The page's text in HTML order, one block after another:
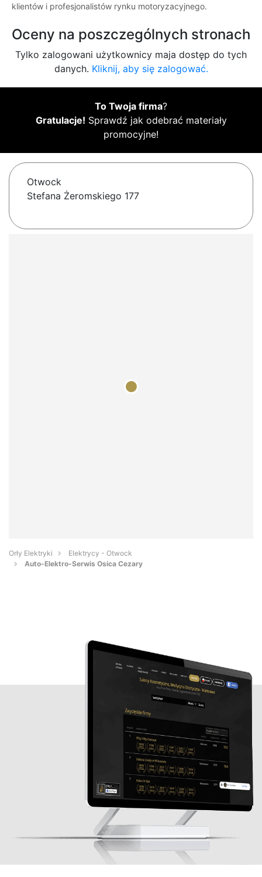
klientów i profesjonalistów rynku motoryzacyjnego.
Oceny na poszczególnych stronach
Tylko zalogowani użytkownicy maja dostęp do tych
danych. Kliknij, aby się zalogować.
To Twoja firma?
Gratulacje! Sprawdź jak odebrać materiały
promocyjne!
Otwock
Stefana Żeromskiego 177
Orły Elektryki
Elektrycy - Otwock
Auto-Elektro-Serwis Osica Cezary